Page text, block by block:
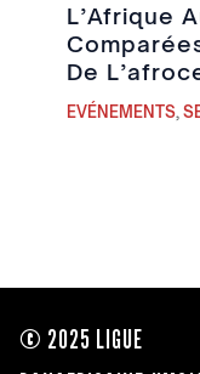
L’Afrique
De
EVÉNEMENTS,
© 2025 LIGUE